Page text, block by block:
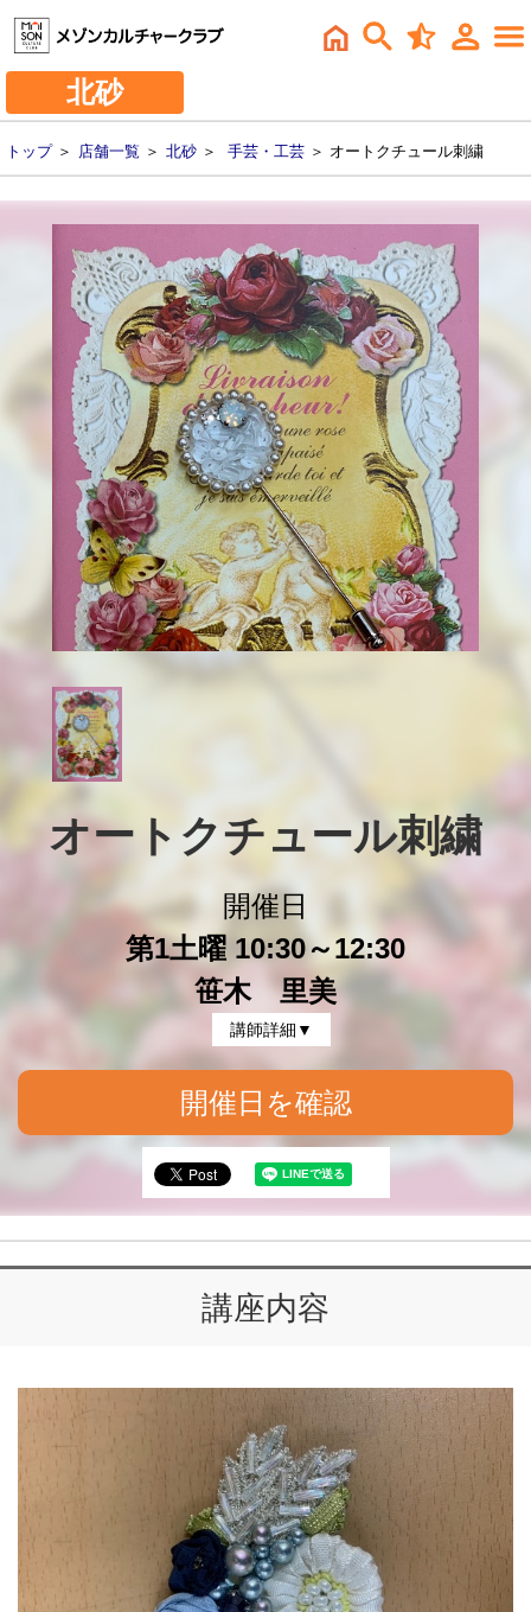
北砂
トップ＞ 店舗一覧 ＞ 北砂 ＞ 手芸・工芸 ＞ オートクチュール刺繍
オートクチュール刺繍
開催日
第1土曜 10:30～12:30
笹木 里美
講師詳細▼
開催日を確認
講座内容